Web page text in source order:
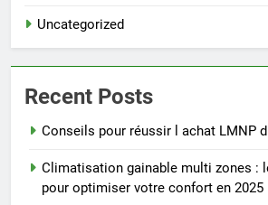
Uncategorized
Recent Posts
Conseils pour réussir l achat LMNP
Climatisation gainable multi zones :
pour optimiser votre confort en 2025